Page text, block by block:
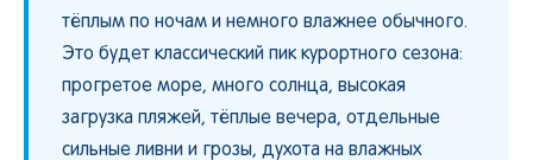
тёплым по ночам и немного влажнее обычного.
Это будет классический пик курортного сезона:
прогретое море, много солнца, высокая
загрузка пляжей, тёплые вечера, отдельные
сильные ливни и грозы, духота на влажных